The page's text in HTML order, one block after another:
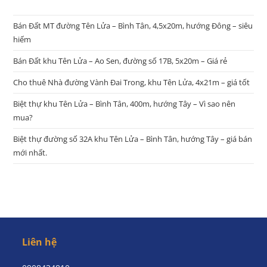
Bán Đất MT đường Tên Lửa – Bình Tân, 4,5x20m, hướng Đông – siêu
hiếm
Bán Đất khu Tên Lửa – Ao Sen, đường số 17B, 5x20m – Giá rẻ
Cho thuê Nhà đường Vành Đai Trong, khu Tên Lửa, 4x21m – giá tốt
Biệt thự khu Tên Lửa – Bình Tân, 400m, hướng Tây – Vì sao nên
mua?
Biệt thự đường số 32A khu Tên Lửa – Bình Tân, hướng Tây – giá bán
mới nhất.
Liên hệ